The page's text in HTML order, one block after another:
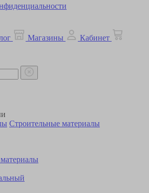
Магазины
Кабинет
Строительные материалы